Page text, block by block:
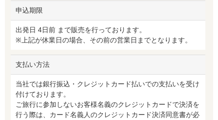
申込期限
出発日 4日前 まで販売を行っております。
※上記が休業日の場合、その前の営業日までとなります。
支払い方法
当社では銀行振込・クレジットカード払いでの支払いを受け
付けております。
ご旅行に参加しないお客様名義のクレジットカードで決済を
行う際は、カード名義人のクレジットカード決済同意書が必